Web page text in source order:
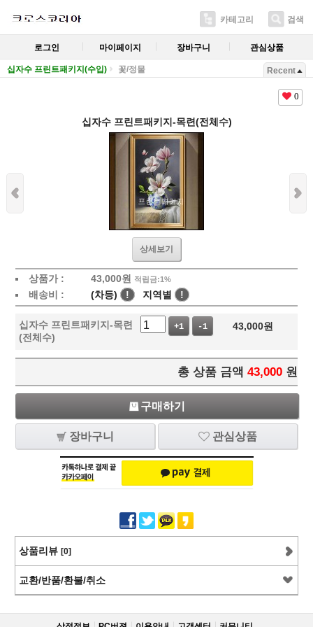
카테고리 검색
로그인 마이페이지 장바구니 관심상품
십자수 프린트패키지(수입) 꽃/정물 Recent
0
십자수 프린트패키지-목련(전체수)
상세보기
상품가 : 43,000원 적립금:1%
배송비 : (차등) ! 지역별 !
십자수 프린트패키지-목련
(전체수)
+1 -1 43,000원
총 상품 금액 43,000 원
구매하기
장바구니 관심상품
상품리뷰 [0]
교환/반품/환불/취소